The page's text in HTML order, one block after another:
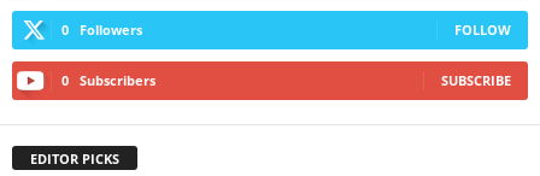
0 Followers FOLLOW
0 Subscribers SUBSCRIBE
EDITOR PICKS